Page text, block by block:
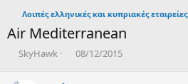
Λοιπές ελληνικές και κυπριακές εταιρείες
Air Mediterranean
T
SkyHawk
Η
08/12/2015